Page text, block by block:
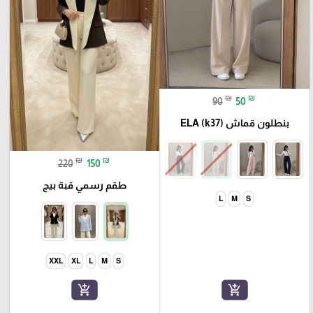
90 ₪ 50 ₪
بنطلون قماش ELA (k37)
S
M
L
add_shopping_cart
220 ₪ 150 ₪
طقم رسمي قبة بيج
S
M
L
XL
XXL
add_shopping_cart